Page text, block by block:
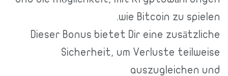
wie Bitcoin zu spielen.
Dieser Bonus bietet Dir eine zusätzliche
Sicherheit, um Verluste teilweise
auszugleichen und